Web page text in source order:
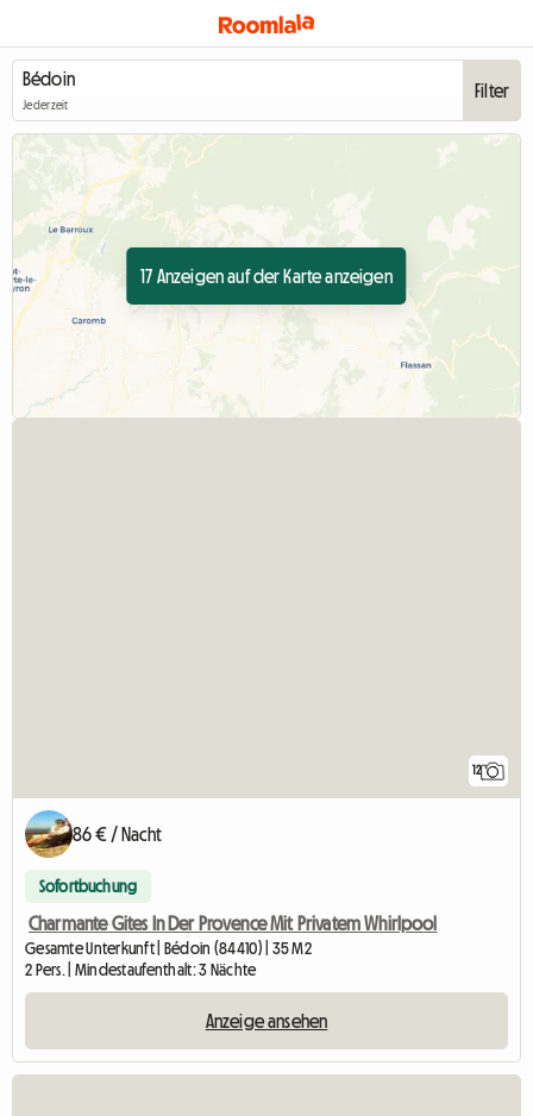
Jederzeit
Filter
17 Anzeigen auf der Karte anzeigen
12
86 € / Nacht
Sofortbuchung
Charmante Gites In Der Provence Mit Privatem Whirlpool
Gesamte Unterkunft | Bédoin (84410) | 35 M2
2 Pers. | Mindestaufenthalt: 3 Nächte
Anzeige ansehen